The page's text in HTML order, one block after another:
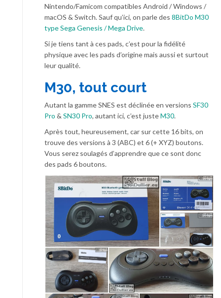
Nintendo/Famicom compatibles Android / Windows /
macOS & Switch. Sauf qu’ici, on parle des 8BitDo M30
type Sega Genesis / Mega Drive.
Si je tiens tant à ces pads, c’est pour la fidélité
physique avec les pads d’origine mais aussi et surtout
leur qualité.
M30, tout court
Autant la gamme SNES est déclinée en versions SF30
Pro & SN30 Pro, autant ici, c’est justeM30.
Après tout, heureusement, car sur cette 16 bits, on
trouve des versions à 3 (ABC) et 6 (+ XYZ) boutons.
Vous serez soulagés d’apprendre que ce sont donc
des pads 6 boutons.